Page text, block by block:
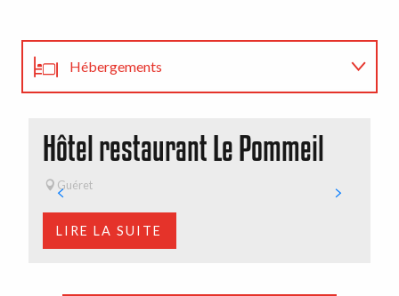
Hébergements
Hôtel restaurant Le Pommeil
Guéret
LIRE LA SUITE